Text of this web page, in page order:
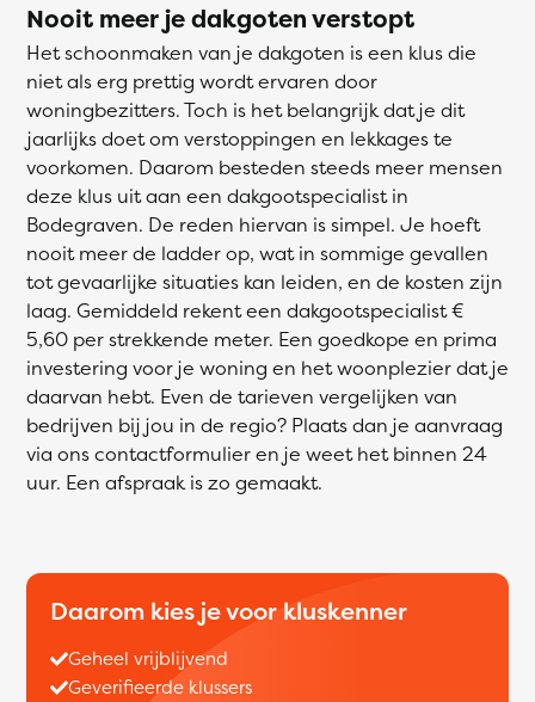
Nooit meer je dakgoten verstopt
Het schoonmaken van je dakgoten is een klus die
niet als erg prettig wordt ervaren door
woningbezitters. Toch is het belangrijk dat je dit
jaarlijks doet om verstoppingen en lekkages te
voorkomen. Daarom besteden steeds meer mensen
deze klus uit aan een dakgootspecialist in
Bodegraven. De reden hiervan is simpel. Je hoeft
nooit meer de ladder op, wat in sommige gevallen
tot gevaarlijke situaties kan leiden, en de kosten zijn
laag. Gemiddeld rekent een dakgootspecialist €
5,60 per strekkende meter. Een goedkope en prima
investering voor je woning en het woonplezier dat je
daarvan hebt. Even de tarieven vergelijken van
bedrijven bij jou in de regio? Plaats dan je aanvraag
via ons contactformulier en je weet het binnen 24
uur. Een afspraak is zo gemaakt.
Daarom kies je voor kluskenner
Geheel vrijblijvend
Geverifieerde klussers